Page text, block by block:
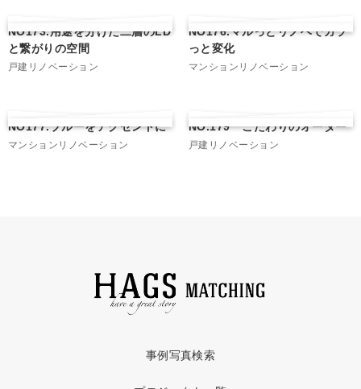
NO173.用途を分けた二層のLD
と繋がりの空間
戸建リノベーション
NO176.マルっとリノベでガラ
っと変化
マンションリノベーション
NO177.ブルーをアクセントに
マンションリノベーション
NO.179 こだわりのオーダー
戸建リノベーション
事例写真検索